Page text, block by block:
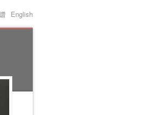
English